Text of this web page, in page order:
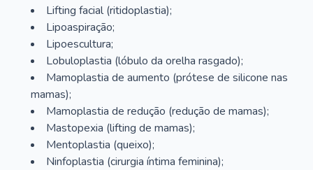
Lifting facial (ritidoplastia);
Lipoaspiração;
Lipoescultura;
Lobuloplastia (lóbulo da orelha rasgado);
Mamoplastia de aumento (prótese de silicone nas
mamas);
Mamoplastia de redução (redução de mamas);
Mastopexia (lifting de mamas);
Mentoplastia (queixo);
Ninfoplastia (cirurgia íntima feminina);